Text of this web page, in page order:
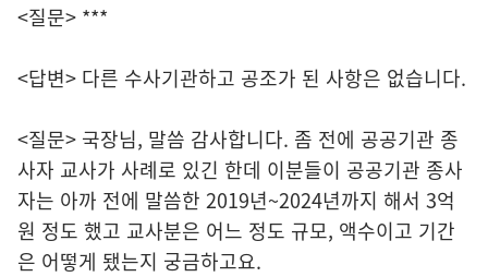
<질문> ***
<답변> 다른 수사기관하고 공조가 된 사항은 없습니다.
<질문> 국장님, 말씀 감사합니다. 좀 전에 공공기관 종
사자 교사가 사례로 있긴 한데 이분들이 공공기관 종사
자는 아까 전에 말씀한 2019년~2024년까지 해서 3억
원 정도 했고 교사분은 어느 정도 규모, 액수이고 기간
은 어떻게 됐는지 궁금하고요.